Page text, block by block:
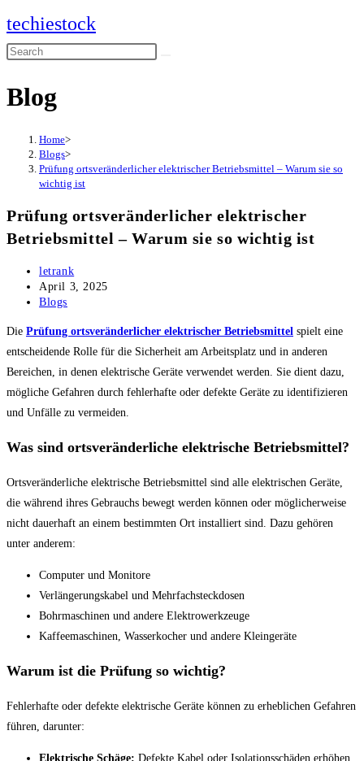
Skip
to
content
techiestock
Search
website
Blog
Home>
Blogs>
Prüfung ortsveränderlicher elektrischer Betriebsmittel – Warum sie so
wichtig ist
Prüfung ortsveränderlicher elektrischer
Betriebsmittel – Warum sie so wichtig ist
Post
author:
letrank
Post
published:
April 3, 2025
Post
Blogs
Die Prüfung ortsveränderlicher elektrischer Betriebsmittel spielt eine
entscheidende Rolle für die Sicherheit am Arbeitsplatz und in anderen
Bereichen, in denen elektrische Geräte verwendet werden. Sie dient dazu,
mögliche Gefahren durch fehlerhafte oder defekte Geräte zu identifizieren
und Unfälle zu vermeiden.
Was sind ortsveränderliche elektrische Betriebsmittel?
Ortsveränderliche elektrische Betriebsmittel sind alle elektrischen Geräte,
die während ihres Gebrauchs bewegt werden können oder möglicherweise
nicht dauerhaft an einem bestimmten Ort installiert sind. Dazu gehören
unter anderem:
Computer und Monitore
Verlängerungskabel und Mehrfachsteckdosen
Bohrmaschinen und andere Elektrowerkzeuge
Kaffeemaschinen, Wasserkocher und andere Kleingeräte
Warum ist die Prüfung so wichtig?
Fehlerhafte oder defekte elektrische Geräte können zu erheblichen Gefahren
führen, darunter:
Elektrische Schäge: Defekte Kabel oder Isolationsschäden erhöhen